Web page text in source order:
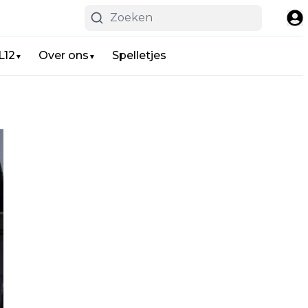
▼ Over ons ▼ Spelletjes